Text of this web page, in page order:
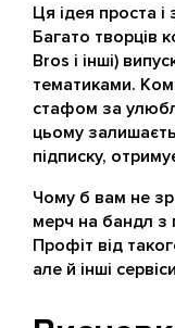
Ця ідея проста і
Багато творців
Bros і інші)
тематиками.
стафом за
цьому
підписку,
Чому б вам не
мерч на бандл з
Профіт від
але й інші